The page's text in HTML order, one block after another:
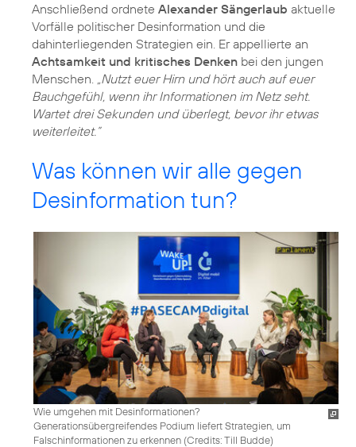
Anschließend ordnete Alexander Sängerlaub aktuelle
Vorfälle politischer Desinformation und die
dahinterliegenden Strategien ein. Er appellierte an
Achtsamkeit und kritisches Denken bei den jungen
Menschen. „Nutzt euer Hirn und hört auch auf euer
Bauchgefühl, wenn ihr Informationen im Netz seht.
Wartet drei Sekunden und überlegt, bevor ihr etwas
weiterleitet.”
Was können wir alle gegen
Desinformation tun?
Wie umgehen mit Desinformationen?
Generationsübergreifendes Podium liefert Strategien, um
Falschinformationen zu erkennen (Credits: Till Budde)